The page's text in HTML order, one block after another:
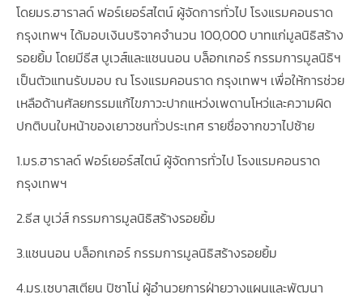
โดยมร.ฮาราลด์ ฟอร์เยอร์สไตน์ ผู้จัดการทั่วไป โรงแรมคอนราด
กรุงเทพฯ ได้มอบเงินบริจาคจำนวน 100,000 บาทแก่มูลนิธิสร้าง
รอยยิ้ม โดยมีธีส บูเวส์และแชนนอน บล็อกเกอร์ กรรมการมูลนิธิฯ
เป็นตัวแทนรับมอบ ณ โรงแรมคอนราด กรุงเทพฯ เพื่อให้การช่วย
เหลือด้านศัลยกรรมแก้ไขภาวะปากแหว่งเพดานโหว่และความผิด
ปกติบนใบหน้าของเยาวชนทั่วประเทศ รายชื่อจากขวาไปซ้าย
1.มร.ฮาราลด์ ฟอร์เยอร์สไตน์ ผู้จัดการทั่วไป โรงแรมคอนราด
กรุงเทพฯ
2.ธีส บูเว่ส์ กรรมการมูลนิธิสร้างรอยยิ้ม
3.แชนนอน บล็อกเกอร์ กรรมการมูลนิธิสร้างรอยยิ้ม
4.มร.เซบาสเตียน ปิซาโน่ ผู้อำนวยการฝ่ายวางแผนและพัฒนา